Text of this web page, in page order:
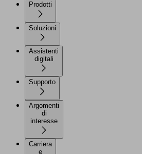
Prodotti
Soluzioni
Assistenti
Supporto
Argomenti
di
Carriera
e